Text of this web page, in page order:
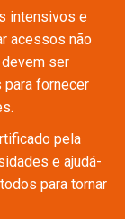
intensivos e
acessos não
ser
fornecer
pela
e ajudá-
para tornar